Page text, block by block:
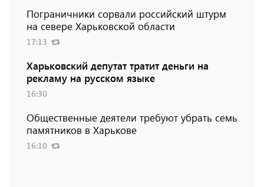
Пограничники сорвали российский штурм
на севере Харьковской области
17:13
Харьковский депутат тратит деньги на
рекламу на русском языке
16:30
Общественные деятели требуют убрать семь
памятников в Харькове
16:10